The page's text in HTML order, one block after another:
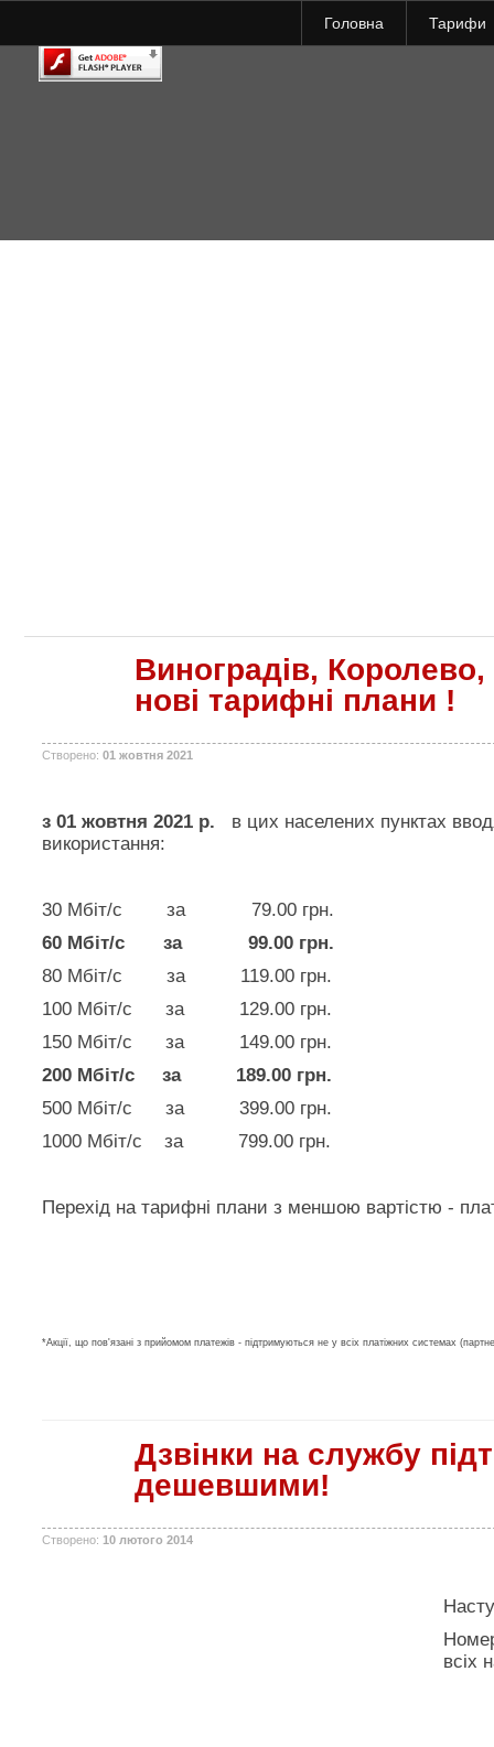
Головна Тарифи
Виноградів,
нові тарифні плани !
Створено: 01 жовтня 2021
з 01 жовтня 2021 р. в цих населених пунктах
використання:
30 Мбіт/с за 79.00 грн.
60 Мбіт/с за 99.00 грн.
80 Мбіт/с за 119.00 грн.
100 Мбіт/с за 129.00 грн.
150 Мбіт/с за 149.00 грн.
200 Мбіт/с за 189.00 грн.
500 Мбіт/с за 399.00 грн.
1000 Мбіт/с за 799.00 грн.
Перехід на тарифні плани з меншою вартістю -
*Акції, що пов'язані з прийомом платежів - підтримуються не у всіх платіжних системах
Дзвінки на службу
дешевшими!
Створено: 10 лютого 2014
всіх